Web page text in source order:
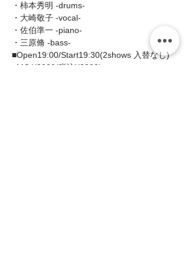
・柿本秀明 -drums-
・大崎敬子 -vocal-
・佐伯準一 -piano-
・三原脩 -bass-
■Open19:00/Start19:30(2shows 入替なし)
■MC:¥3000(税込¥3300)